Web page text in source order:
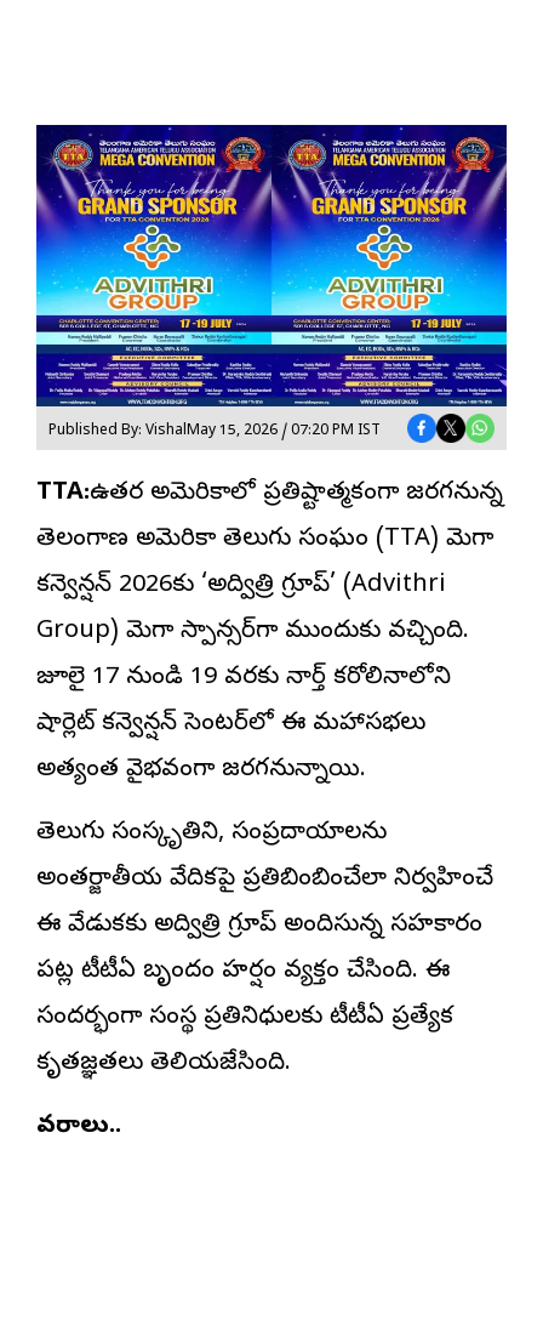
Published By: VishalMay 15, 2026 / 07:20 PM IST
TTA:ఉత్తర అమెరికాలో ప్రతిష్టాత్మకంగా జరగనున్న
తెలంగాణ అమెరికా తెలుగు సంఘం (TTA) మెగా
కన్వెన్షన్ 2026కు ‘అద్విత్రి గ్రూప్’ (Advithri
Group) మెగా స్పాన్సర్‌గా ముందుకు వచ్చింది.
జూలై 17 నుండి 19 వరకు నార్త్ కరోలినాలోని
షార్లెట్ కన్వెన్షన్ సెంటర్‌లో ఈ మహాసభలు
అత్యంత వైభవంగా జరగనున్నాయి.
తెలుగు సంస్కృతిని, సంప్రదాయాలను
అంతర్జాతీయ వేదికపై ప్రతిబింబించేలా నిర్వహించే
ఈ వేడుకకు అద్విత్రి గ్రూప్ అందిస్తున్న సహకారం
పట్ల టీటీఏ బృందం హర్షం వ్యక్తం చేసింది. ఈ
సందర్భంగా సంస్థ ప్రతినిధులకు టీటీఏ ప్రత్యేక
కృతజ్ఞతలు తెలియజేసింది.
వివరాలు..